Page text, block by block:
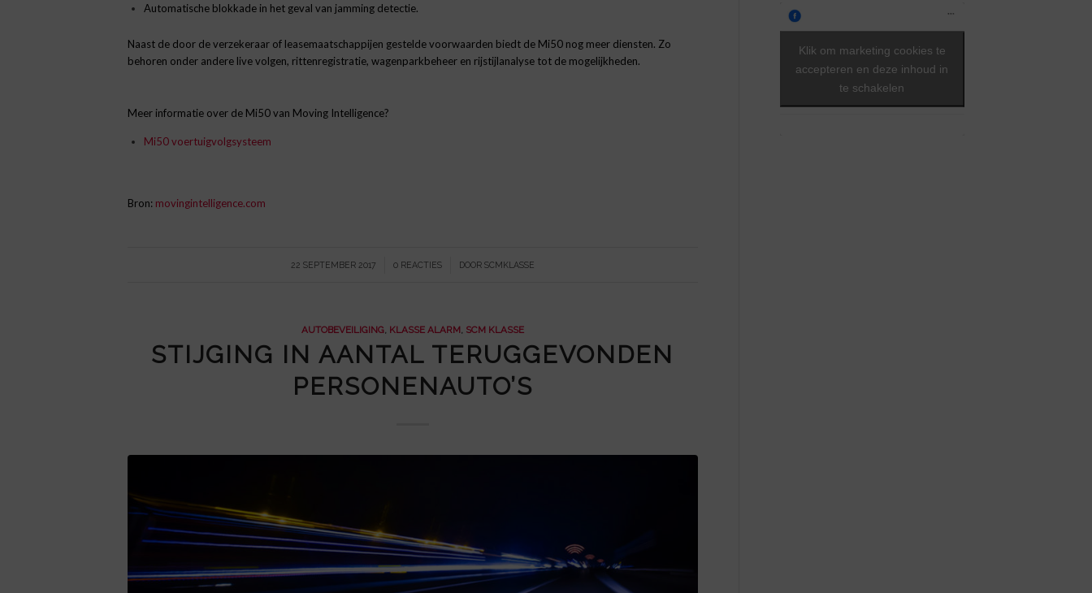
Automatische blokkade in het geval van jamming detectie.
Naast de door de verzekeraar of leasemaatschappijen gestelde voorwaarden biedt de Mi50 nog meer diensten. Zo
behoren onder andere live volgen, rittenregistratie, wagenparkbeheer en rijstijlanalyse tot de mogelijkheden.
Meer informatie over de Mi50 van Moving Intelligence?
Mi50 voertuigvolgsysteem
Bron: movingintelligence.com
22 SEPTEMBER 2017
/ 0 REACTIES
/ DOOR SCMKLASSE
AUTOBEVEILIGING, KLASSE ALARM, SCM KLASSE
STIJGING IN AANTAL TERUGGEVONDEN
PERSONENAUTO’S
Klik om marketing cookies te
accepteren en deze inhoud in
te schakelen